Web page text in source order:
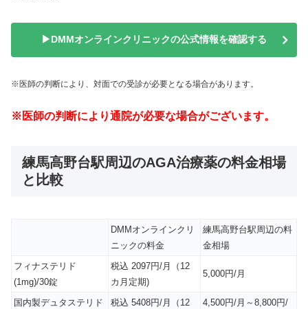
▶DMMオンラインクリニックの公式情報を確認する
※医師の判断により、対面での受診が必要となる場合があります。
※医師の判断により通院が必要な場合がございます。
練馬高野台駅周辺のAGA治療薬の料金相場
と比較
DMMオンラインクリ
ニックの料金
練馬高野台駅周辺の料
金相場
フィナステリド
(1mg)/30錠
税込 2097円/月（12
カ月定期)
5,000円/月
国内製デュタステリド
税込 5408円/月（12
4,500円/月～8,800円/